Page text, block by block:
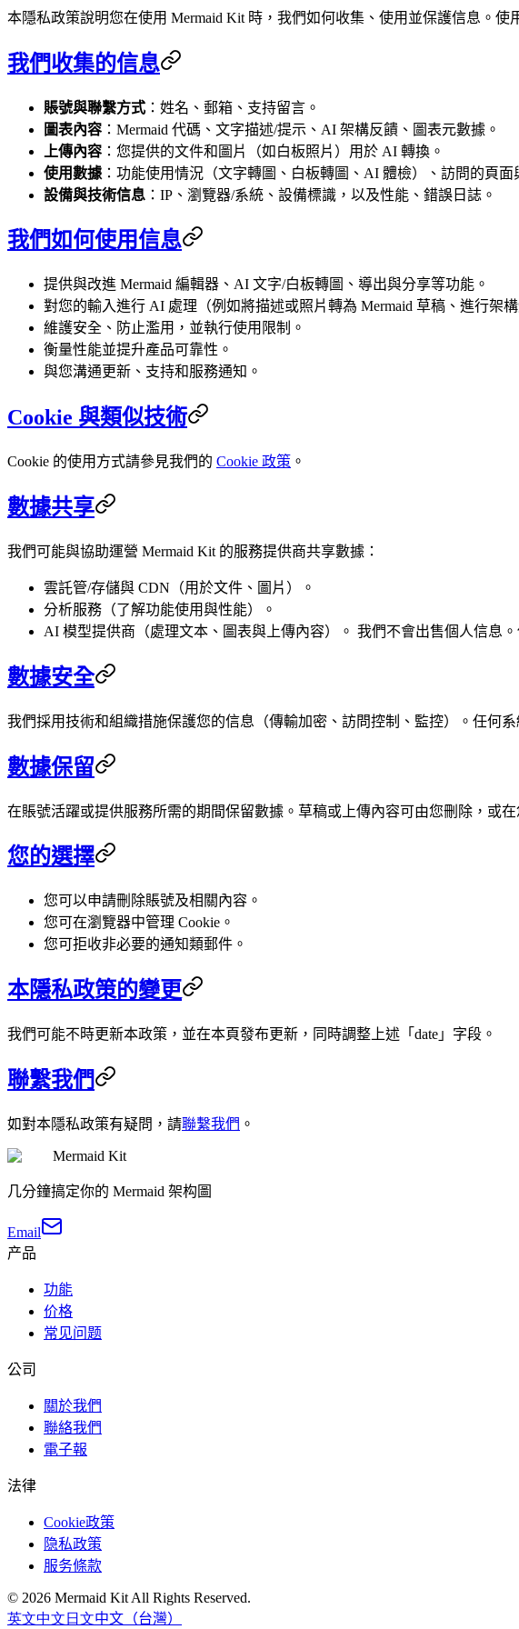
本隱私政策說明您在使用 Mermaid Kit 時，我們如何收集、使用並保護信息。使
我們收集的信息
賬號與聯繫方式 ：姓名、郵箱、支持留言。
圖表內容 ：Mermaid 代碼、文字描述/提示、AI 架構反饋、圖表元數據。
上傳內容 ：您提供的文件和圖片（如白板照片）用於 AI 轉換。
使用數據 ：功能使用情況（文字轉圖、白板轉圖、AI 體檢）、訪問的頁面
設備與技術信息 ：IP、瀏覽器/系統、設備標識，以及性能、錯誤日誌。
我們如何使用信息
提供與改進 Mermaid 編輯器、AI 文字/白板轉圖、導出與分享等功能。
對您的輸入進行 AI 處理（例如將描述或照片轉為 Mermaid 草稿、進行架構
維護安全、防止濫用，並執行使用限制。
衡量性能並提升產品可靠性。
與您溝通更新、支持和服務通知。
Cookie 與類似技術
Cookie 的使用方式請參見我們的 Cookie 政策 。
數據共享
我們可能與協助運營 Mermaid Kit 的服務提供商共享數據：
雲託管/存儲與 CDN（用於文件、圖片）。
分析服務（了解功能使用與性能）。
AI 模型提供商（處理文本、圖表與上傳內容）。 我們不會出售個人信息
數據安全
我們採用技術和組織措施保護您的信息（傳輸加密、訪問控制、監控）。任何
數據保留
在賬號活躍或提供服務所需的期間保留數據。草稿或上傳內容可由您刪除，或
您的選擇
您可以申請刪除賬號及相關內容。
您可在瀏覽器中管理 Cookie。
您可拒收非必要的通知類郵件。
本隱私政策的變更
我們可能不時更新本政策，並在本頁發布更新，同時調整上述「date」字段。
聯繫我們
如對本隱私政策有疑問，請聯繫我們 。
Mermaid Kit
几分鐘搞定你的 Mermaid 架构圖
Email
产品
功能
价格
常见问题
公司
關於我們
聯絡我們
電子報
法律
Cookie政策
隐私政策
服务條款
© 2026 Mermaid Kit All Rights Reserved.
英文中文 日文中文（台灣）